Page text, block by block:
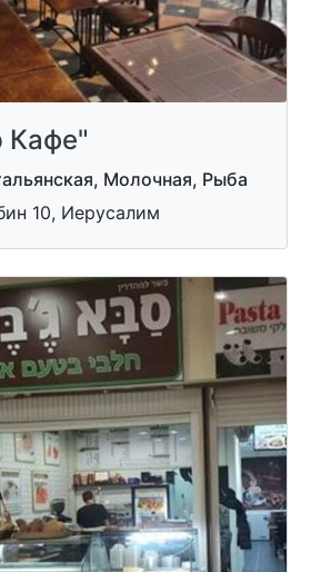
Кафе"
Молочная, Рыба
10, Иерусалим